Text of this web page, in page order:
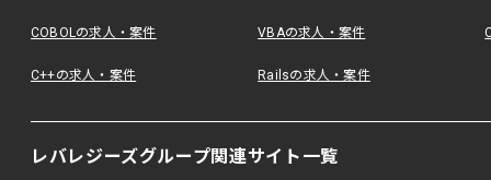
COBOLの求人・案件 VBAの求人・案件
C++の求人・案件 Railsの求人・案件
レバレジーズグループ関連サイト一覧